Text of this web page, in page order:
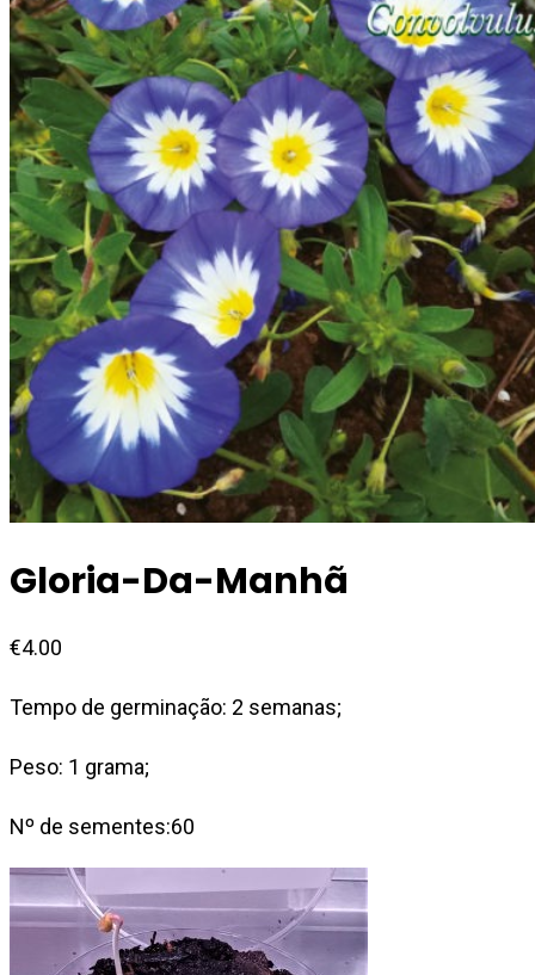
Gloria-Da-Manhã
€4.00
Tempo de germinação: 2 semanas;
Peso: 1 grama;
Nº de sementes:60